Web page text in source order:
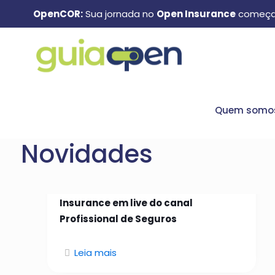
OpenCOR:Sua jornada no Open Insurance
Quem
Novidades
26 de janeiro de 2026
Insurance em live do canal
Profissional de Seguros
Leia mais